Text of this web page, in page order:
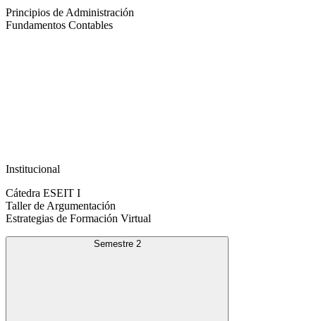
Principios de Administración
Fundamentos Contables
Institucional
Cátedra ESEIT I
Taller de Argumentación
Estrategias de Formación Virtual
Semestre 2